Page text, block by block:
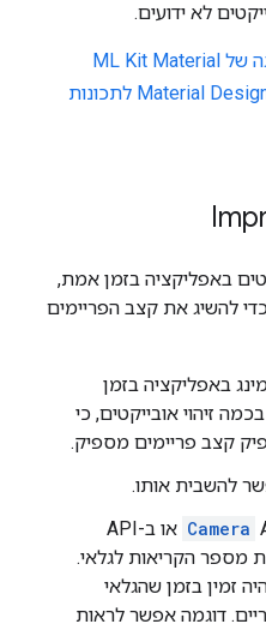
לא ידועים.
אפליקציית התצוגה של ML Kit Material
הדפוסים של Material Design לתכונות
באפליקציה בזמן אמת,
להשיג את קצב הפריימים
באפליקציה בזמן
זיהוי אובייקטים, כי
קצב פריימים מספיק.
להשבית אותו.
Camera או ב-API‏
מספר הקריאות לגלאי.
זמין בזמן שהגלאי
דוגמה אפשר לראות